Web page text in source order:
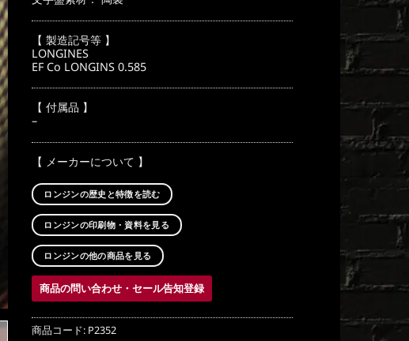
【 製造記号等 】
LONGINES
EF Co LONGINS 0.585
【 付属品 】
–
【 メーカーについて 】
ロンジンの歴史と特徴を読む
ロンジンの印刷物・資料を見る
ロンジンの他の商品を見る
商品の問い合わせ・セール告知登録
商品コード: P2352